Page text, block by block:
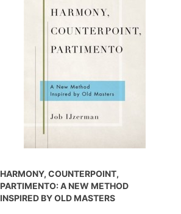
HARMONY, COUNTERPOINT,
PARTIMENTO: A NEW METHOD
INSPIRED BY OLD MASTERS